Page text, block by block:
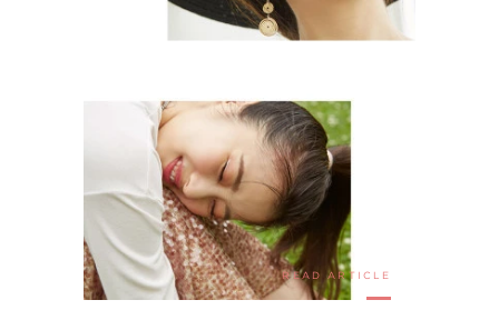
SHOP LIST
ARCHIVES
COMPANY
PRIVACY POLICY
ONLINE STORE
READ ARTICLE